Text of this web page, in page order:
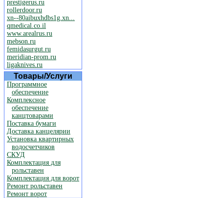
prestigerus.ru
rollerdoor.ru
xn--80aibuxhdbs1g.xn...
qmedical.co.il
www.arealrus.ru
mebson.ru
femidasurgut.ru
meridian-prom.ru
ligaknives.ru
Товары/Услуги
Программное
обеспечение
Комплексное
обеспечение
канцтоварами
Поставка бумаги
Доставка канцелярии
Установка квартирных
водосчетчиков
СКУД
Комплектация для
рольставен
Комплектация для ворот
Ремонт рольставен
Ремонт ворот